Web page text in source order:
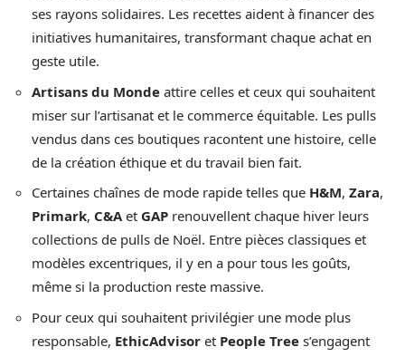
ses rayons solidaires. Les recettes aident à financer des
initiatives humanitaires, transformant chaque achat en
geste utile.
Artisans du Monde attire celles et ceux qui souhaitent
miser sur l’artisanat et le commerce équitable. Les pulls
vendus dans ces boutiques racontent une histoire, celle
de la création éthique et du travail bien fait.
Certaines chaînes de mode rapide telles que H&M, Zara,
Primark, C&Aet GAP renouvellent chaque hiver leurs
collections de pulls de Noël. Entre pièces classiques et
modèles excentriques, il y en a pour tous les goûts,
même si la production reste massive.
Pour ceux qui souhaitent privilégier une mode plus
responsable, EthicAdvisor et People Tree s’engagent